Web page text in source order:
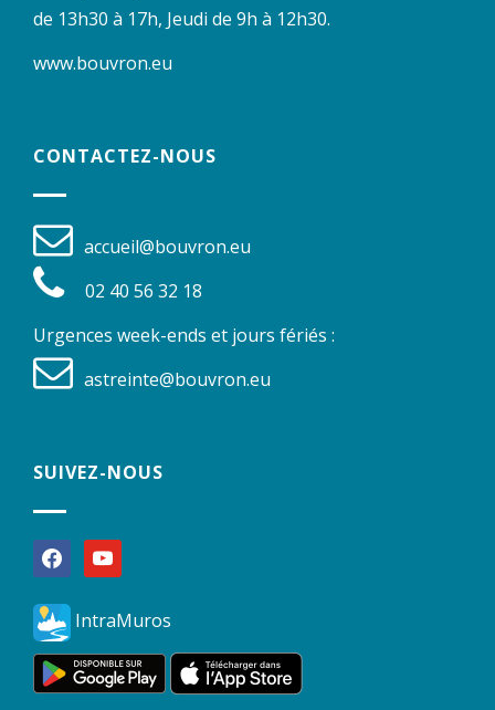
de 13h30 à 17h, Jeudi de 9h à 12h30.
www.bouvron.eu
CONTACTEZ-NOUS
accueil@bouvron.eu
02 40 56 32 18
Urgences week-ends et jours fériés :
astreinte@bouvron.eu
SUIVEZ-NOUS
facebookyoutube
IntraMuros